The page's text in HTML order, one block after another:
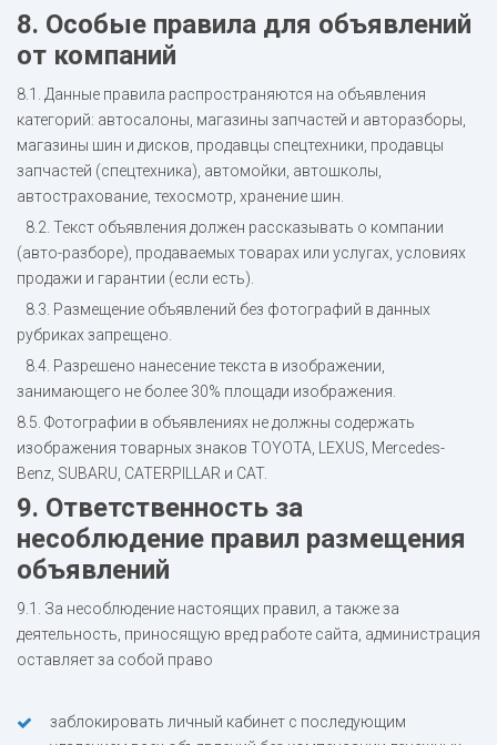
8. Особые правила для объявлений
от компаний
8.1. Данные правила распространяются на объявления
категорий: автосалоны, магазины запчастей и авторазборы,
магазины шин и дисков, продавцы спецтехники, продавцы
запчастей (спецтехника), автомойки, автошколы,
автострахование, техосмотр, хранение шин.
8.2. Текст объявления должен рассказывать о компании
(авто-разборе), продаваемых товарах или услугах, условиях
продажи и гарантии (если есть).
8.3. Размещение объявлений без фотографий в данных
рубриках запрещено.
8.4. Разрешено нанесение текста в изображении,
занимающего не более 30% площади изображения.
8.5. Фотографии в объявлениях не должны содержать
изображения товарных знаков TOYOTA, LEXUS, Mercedes-
Benz, SUBARU, CATERPILLAR и CAT.
9. Ответственность за
несоблюдение правил размещения
объявлений
9.1. За несоблюдение настоящих правил, а также за
деятельность, приносящую вред работе сайта, администрация
оставляет за собой право
заблокировать личный кабинет с последующим